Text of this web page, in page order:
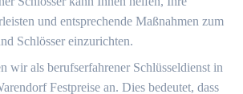
und entsprechende Maßnahmen zum
Schlösser einzurichten.
wir als berufserfahrener Schlüsseldienst in
Festpreise an.​ Dies bedeutet, dass